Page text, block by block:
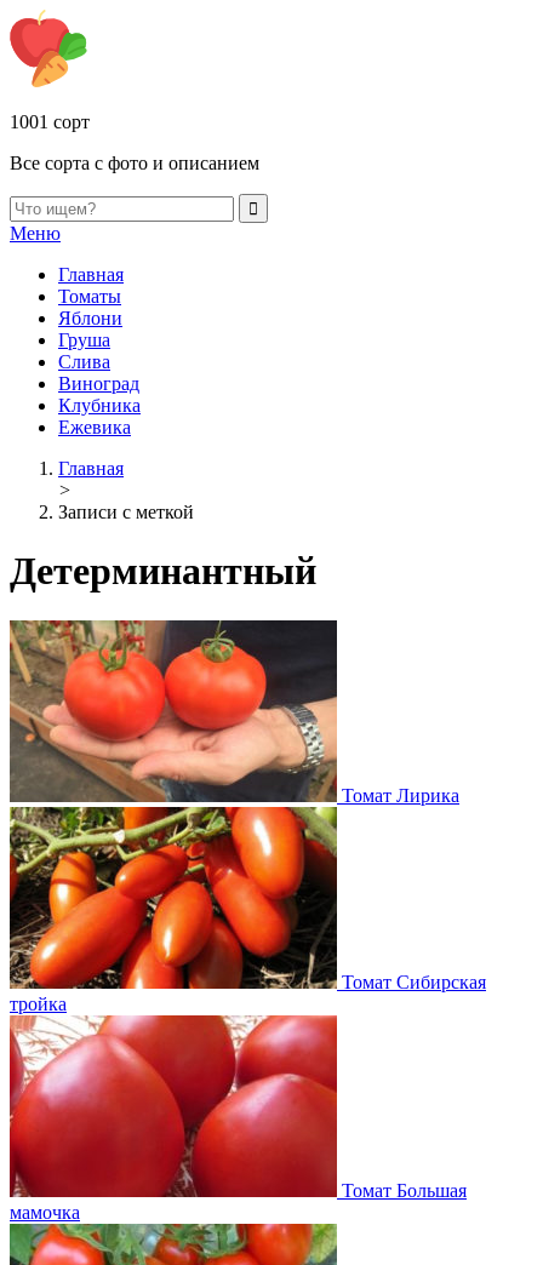
1001 сорт
Все сорта с фото и описанием
Меню
Главная
Томаты
Яблони
Груша
Слива
Виноград
Клубника
Ежевика
Главная
>
Записи с меткой
Детерминантный
Томат Лирика
Томат Сибирская
тройка
Томат Большая
мамочка